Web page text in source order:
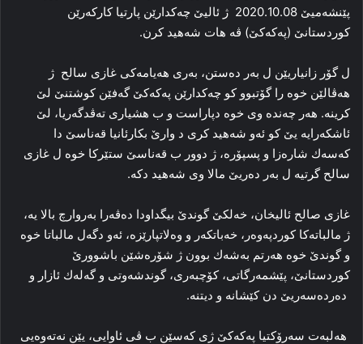
پێنشەمیێ 2020.10.08 ژ ئالیێ چەكدارێن پارتیا كاركەرێن
كوردستانێ (پەكەكێ) ڤە ھات شەھید كرن.
ل گۆر زانیاریێن ل بەر دەستن، بەری ھەیامەكی غازی سالح ژ
ھەڤالێن خوە را گۆتبوو كو چەكدارێن پەكەكێ گەفێن كوشتنێ لێ
كرینە. ھەر چەندە وی خوە دپاراست و ب ھشیاری تەڤدگەریا، لێ
ئاشكەرایە یێ كو ئەو شەھید كری د وارێ بكارئانیا قەناسێ دا
كەسەك شارەزا و پسپۆرە، ژ دوور ب قەناسێ ستێركا خوە ل غازی
سالح گرتیە ل بەر دەریێ مالا وی شەھید دكە.
غازی صالح ئالیخان، خەلكێ گوندێ بیگداودا دەڤەرا بەروارچ بالا یە،
ژ مالباتەكا كوردپەوەر، خەباتكەر و وەلاتپارێزە، ئەو دگەل مالباتا خوە
و گوندێ خوە ھەرتم بەشەك بوون ژ شۆرەشێن باشوورێ
كوردستانێ، پێشمەرگاتی، كۆچبەری، گوندشەوتی و گەلەك ئازار و
دەردەسەریێ دن كێشانە و دیتنە.
ھەلبەت سەرۆكتیا پەكەكێ ژی كەسێن ب ڤی ئاوایی، یێن نەتەوەیی